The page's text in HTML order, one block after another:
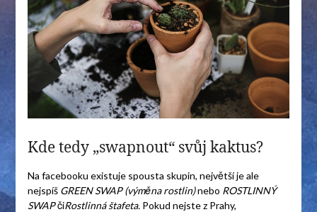
Kde tedy „swapnout“ svůj kaktus?
Na facebooku existuje spousta skupin, největší je ale
nejspíš GREEN SWAP (výměna rostlin)nebo ROSTLINNÝ
SWAPčiRostlinná štafeta. Pokud nejste z Prahy,